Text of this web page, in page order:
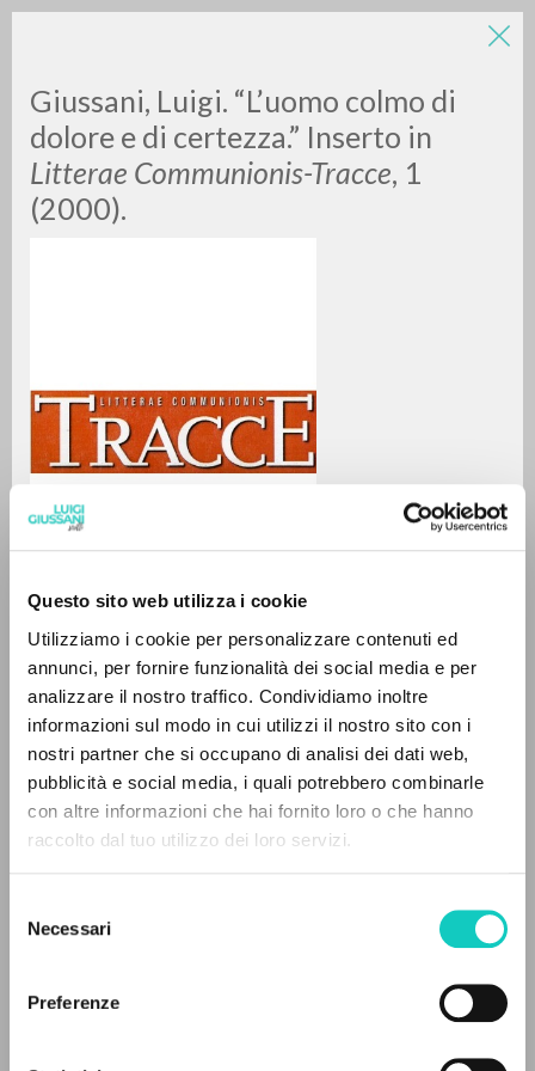
Questo sito web utilizza i cookie
Utilizziamo i cookie per personalizzare contenuti ed
annunci, per fornire funzionalità dei social media e per
analizzare il nostro traffico. Condividiamo inoltre
informazioni sul modo in cui utilizzi il nostro sito con i
nostri partner che si occupano di analisi dei dati web,
pubblicità e social media, i quali potrebbero combinarle
con altre informazioni che hai fornito loro o che hanno
raccolto dal tuo utilizzo dei loro servizi.
delNecessari
Preferenze
Giussani, Luigi. “L’uomo colmo di
dolore e di certezza.” Inserto in
Litterae Communionis-Tracce, 1
(2000).
Giussani Luigi Autore
Italiano
Litterae Communionis-Tracce
2000
Pagine: 4
ULTIMO AGGIORNAMENTO
05/03/2020
LEGGI IL FULL TEXT NELL'EDIZIONE
LUIGI
GIUSSANI
0DOCUMENTI TROVATI
RISULTATI SUCCESSIVI